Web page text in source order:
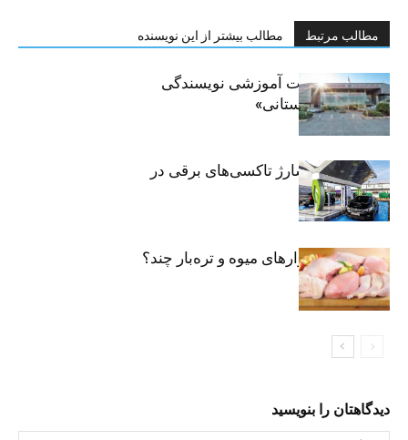
مطالب مرتبط مطالب بیشتر از این نویسنده
برگزاری جلسات آموزشی نویسندگی
«زندگی‌نامه داستانی»
توسعه شبکه شارژ تاکسی‌های برقی در
پایتخت
مرغ تازه در بازارهای میوه و تره‌بار چند؟
دیدگاهتان را بنویسید